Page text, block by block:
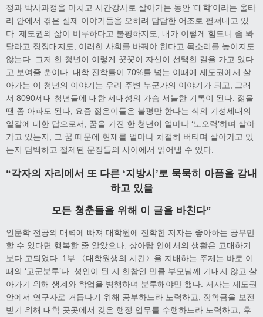
정과 박사과정을 마치고 시간강사로 살아가는 동안 ‘대학’이라는 울타
리 안에서 겪은 실제 이야기들을 오히려 담담한 어조로 펼쳐내고 있
다. 제도권의 삶이 비루하다고 불평하지도, 내가 이렇게 힘드니 좀 봐
달라고 징징대지도, 이러한 사회를 바꿔야 한다고 목소리를 높이지도
않는다. 그저 한 청년이 이렇게 꿋꿋이 자신이 선택한 길을 가고 있다
고 보여줄 뿐이다. 대학 진학률이 70%를 넘는 이때에 제도권에서 살
아가는 이 청년의 이야기는 우리 주변 누군가의 이야기가 되고, 그래
서 8090세대 청년들에 대한 세대성의 가슴 서늘한 기록이 된다. 젊을
땐 좀 아파도 된다, 요즘 젊은이들은 불평만 한다는 식의 기성세대의
일갈에 대한 답으로서, 꿈을 가진 한 청년이 얼마나 ‘노오력’하며 살아
가고 있는지, 그 꿈 때문에 현재를 얼마나 처절히 버티며 살아가고 있
는지 담백하고 절제된 문장들의 사이에서 읽어낼 수 있다.
“각자의 자리에서 또 다른 ‘지방시’로 묵묵히 아픔을 감내
하고 있을
모든 청춘들을 위해 이 글을 바친다”
인문학 전공의 매력에 빠져 대학원에 진학한 저자는 좋아하는 공부만
할 수 있다면 행복할 줄 알았으나, 상아탑 안에서의 생활은 고매하기
보다 고되었다. 1부 〈대학원생의 시간〉을 지배하는 주제는 바로 이
때의 ‘고군분투’다. 성인이 된 지 한참인 만큼 부모님께 기대지 않고 살
아가기 위해 생계와 학업을 병행하며 분투해야만 했다. 저자는 제도권
안에서 연구자로 거듭나기 위해 공부하느라 노력하고, 장학금을 보전
받기 위해 대학 곳곳에서 갖은 행정 업무를 수행하느라 노력하고, 후